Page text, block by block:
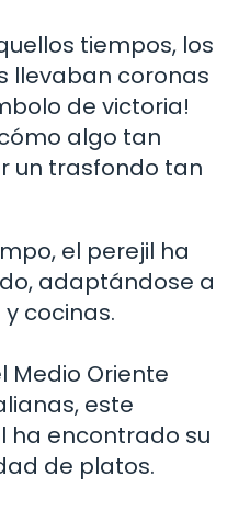
tiempos, los
llevaban coronas
de victoria!
algo tan
un trasfondo tan
el perejil ha
adaptándose a
cocinas.
Medio Oriente
este
ha encontrado su
de platos.